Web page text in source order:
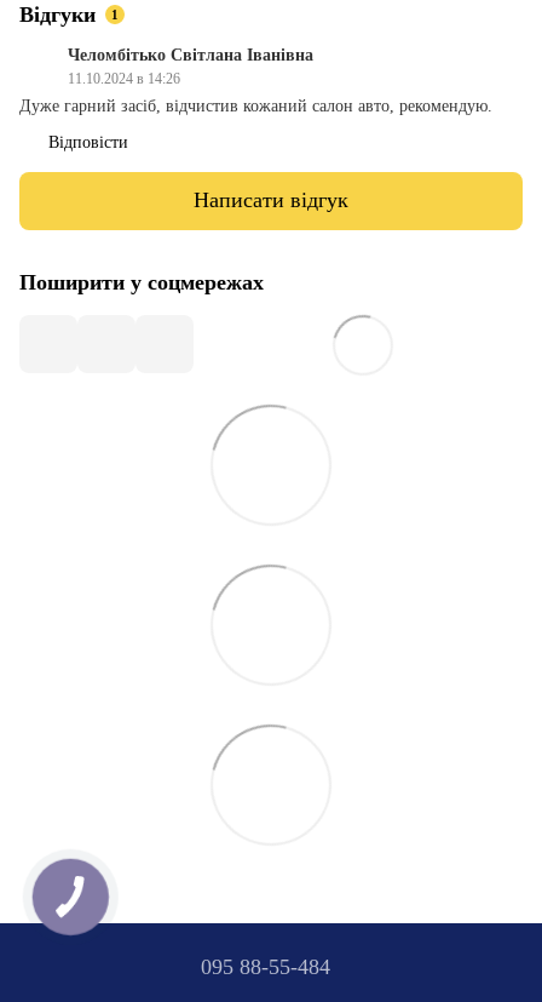
Відгуки 1
Челомбітько Світлана Іванівна
11.10.2024 в 14:26
Дуже гарний засіб, відчистив кожаний салон авто, рекомендую.
Відповісти
Написати відгук
Поширити у соцмережах
095 88-55-484